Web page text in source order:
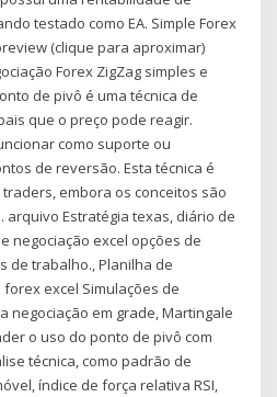
testado como EA. Simple Forex
(clique para aproximar)
Forex ZigZag simples e
de pivô é uma técnica de
que o preço pode reagir.
como suporte ou
de reversão. Esta técnica é
embora os conceitos são
Estratégia texas, diário de
negociação excel opções de
de trabalho., Planilha de
excel Simulações de
negociação em grade, Martingale
o uso do ponto de pivô com
técnica, como padrão de
índice de força relativa RSI,